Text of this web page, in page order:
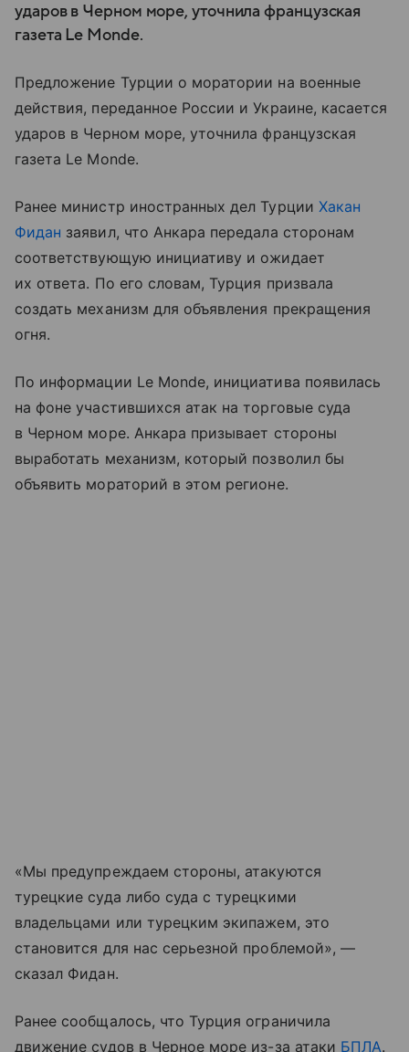
ударов в Черном море, уточнила французская
газета Le Monde.
Предложение Турции о моратории на военные
действия, переданное России и Украине, касается
ударов в Черном море, уточнила французская
газета Le Monde.
Ранее министр иностранных дел Турции Хакан
Фидан заявил, что Анкара передала сторонам
соответствующую инициативу и ожидает
их ответа. По его словам, Турция призвала
создать механизм для объявления прекращения
огня.
По информации Le Monde, инициатива появилась
на фоне участившихся атак на торговые суда
в Черном море. Анкара призывает стороны
выработать механизм, который позволил бы
объявить мораторий в этом регионе.
«Мы предупреждаем стороны, атакуются
турецкие суда либо суда с турецкими
владельцами или турецким экипажем, это
становится для нас серьезной проблемой», —
сказал Фидан.
Ранее сообщалось, что Турция ограничила
движение судов в Черное море из-за атаки БПЛА.